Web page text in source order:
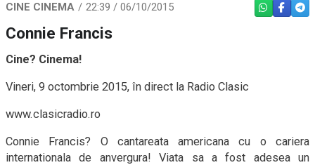
CINE CINEMA 22:39 / 06/10/2015 WHATSAPP
Connie Francis
Cine? Cinema!
Vineri, 9 octombrie 2015, în direct la Radio Clasic
www.clasicradio.ro
Connie Francis? O cantareata americana cu o cariera
internationala de anvergura! Viata sa a fost adesea un